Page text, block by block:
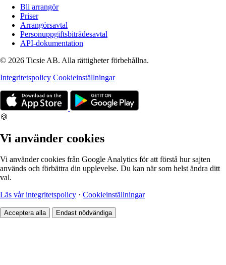
Bli arrangör
Priser
Arrangörsavtal
Personuppgiftsbiträdesavtal
API-dokumentation
© 2026 Ticsie AB. Alla rättigheter förbehållna.
Integritetspolicy Cookieinställningar
🍪
Vi använder cookies
Vi använder cookies från Google Analytics för att förstå hur sajten
används och förbättra din upplevelse. Du kan när som helst ändra ditt
val.
Läs vår integritetspolicy · Cookieinställningar
Acceptera alla Endast nödvändiga